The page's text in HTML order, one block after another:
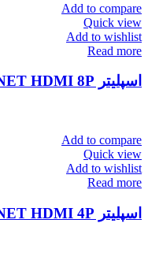
Add to compare
Quick view
Add to wishlist
Read more
اسپلیتر P_NET HDMI 8P
Add to compare
Quick view
Add to wishlist
Read more
اسپلیتر P_NET HDMI 4P